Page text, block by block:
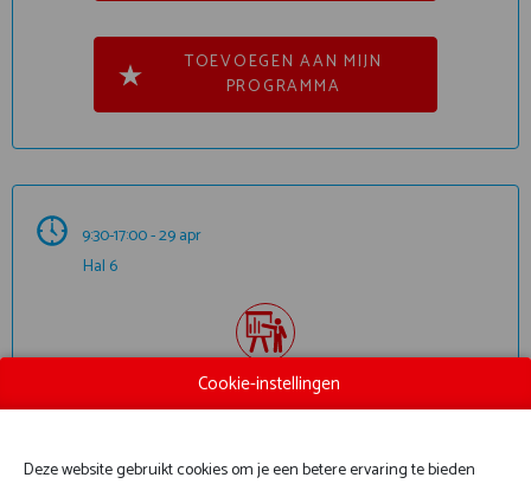
TOEVOEGEN AAN MIJN
PROGRAMMA
9:30-17:00 - 29 apr
Hal 6
DEMO-OEFENING CRISISBEHEER
Cookie-instellingen
Deze website gebruikt cookies om je een betere ervaring te bieden